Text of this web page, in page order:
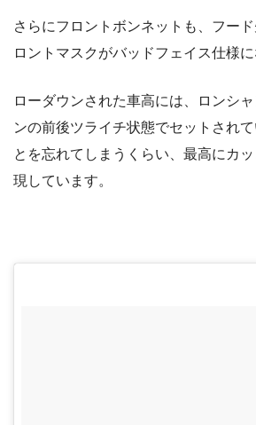
さらにフロントボンネットも、フー
ロントマスクがバッドフェイス仕様に
ローダウンされた車高には、ロンシ
ンの前後ツライチ状態でセットされ
とを忘れてしまうくらい、最高にカ
現しています。